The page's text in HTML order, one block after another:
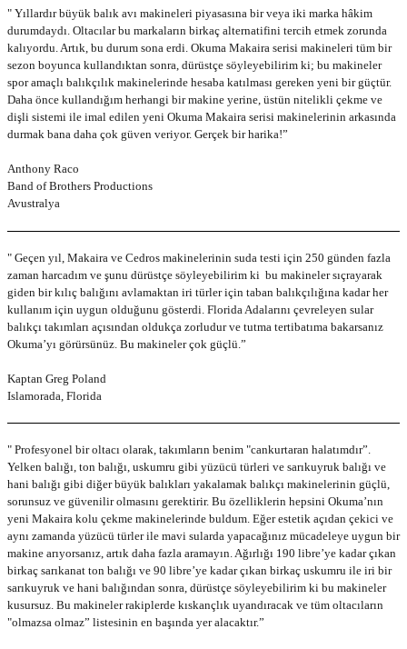
" Yıllardır büyük balık avı makineleri piyasasına bir veya iki marka hâkim
durumdaydı. Oltacılar bu markaların birkaç alternatifini tercih etmek zorunda
kalıyordu. Artık, bu durum sona erdi. Okuma Makaira serisi makineleri tüm bir
sezon boyunca kullandıktan sonra, dürüstçe söyleyebilirim ki; bu makineler
spor amaçlı balıkçılık makinelerinde hesaba katılması gereken yeni bir güçtür.
Daha önce kullandığım herhangi bir makine yerine, üstün nitelikli çekme ve
dişli sistemi ile imal edilen yeni Okuma Makaira serisi makinelerinin arkasında
durmak bana daha çok güven veriyor. Gerçek bir harika!”
Anthony Raco
Band of Brothers Productions
Avustralya
" Geçen yıl, Makaira ve Cedros makinelerinin suda testi için 250 günden fazla
zaman harcadım ve şunu dürüstçe söyleyebilirim ki bu makineler sıçrayarak
giden bir kılıç balığını avlamaktan iri türler için taban balıkçılığına kadar her
kullanım için uygun olduğunu gösterdi. Florida Adalarını çevreleyen sular
balıkçı takımları açısından oldukça zorludur ve tutma tertibatıma bakarsanız
Okuma’yı görürsünüz. Bu makineler çok güçlü.”
Kaptan Greg Poland
Islamorada, Florida
" Profesyonel bir oltacı olarak, takımların benim "cankurtaran halatımdır”.
Yelken balığı, ton balığı, uskumru gibi yüzücü türleri ve sarıkuyruk balığı ve
hani balığı gibi diğer büyük balıkları yakalamak balıkçı makinelerinin güçlü,
sorunsuz ve güvenilir olmasını gerektirir. Bu özelliklerin hepsini Okuma’nın
yeni Makaira kolu çekme makinelerinde buldum. Eğer estetik açıdan çekici ve
aynı zamanda yüzücü türler ile mavi sularda yapacağınız mücadeleye uygun bir
makine arıyorsanız, artık daha fazla aramayın. Ağırlığı 190 libre’ye kadar çıkan
birkaç sarıkanat ton balığı ve 90 libre’ye kadar çıkan birkaç uskumru ile iri bir
sarıkuyruk ve hani balığından sonra, dürüstçe söyleyebilirim ki bu makineler
kusursuz. Bu makineler rakiplerde kıskançlık uyandıracak ve tüm oltacıların
"olmazsa olmaz” listesinin en başında yer alacaktır.”